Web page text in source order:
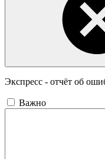
Экспресс - отчёт об
Важно